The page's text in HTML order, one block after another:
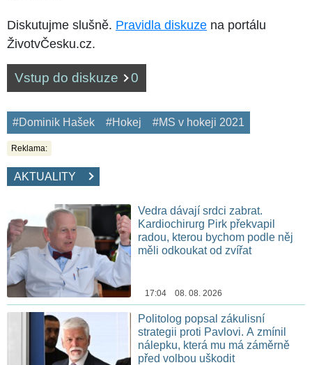
Diskutujme slušně. Pravidla diskuze na portálu
ŽivotvČesku.cz.
Vstup do diskuze 0
#Dominik Hašek #Hokej #MS v hokeji 2021
Reklama:
AKTUALITY
Vedra dávají srdci zabrat.
Kardiochirurg Pirk překvapil
radou, kterou bychom podle něj
měli odkoukat od zvířat
17:04 08. 08. 2026
Politolog popsal zákulisní
strategii proti Pavlovi. A zmínil
nálepku, která mu má záměrně
před volbou uškodit